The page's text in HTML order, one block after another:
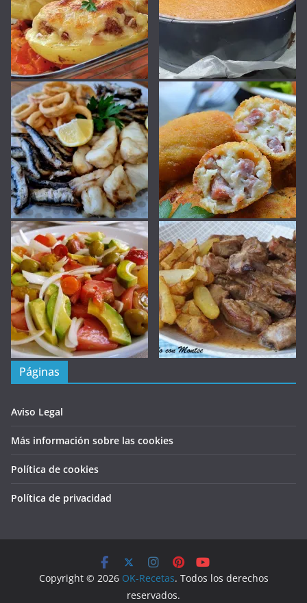
Páginas
Aviso Legal
Más información sobre las cookies
Política de cookies
Política de privacidad
Copyright © 2026 OK-Recetas. Todos los derechos
reservados.